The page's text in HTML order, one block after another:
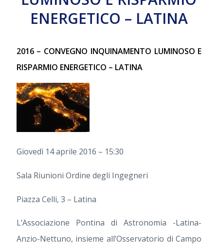
ENERGETICO – LATINA
2016 – CONVEGNO INQUINAMENTO LUMINOSO E
RISPARMIO ENERGETICO – LATINA
Giovedì 14 aprile 2016 – 15:30
Sala Riunioni Ordine degli Ingegneri
Piazza Celli, 3 – Latina
L’Associazione Pontina di Astronomia -Latina-
Anzio-Nettuno, insieme all’Osservatorio di Campo